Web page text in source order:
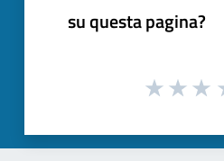
su questa pagina?